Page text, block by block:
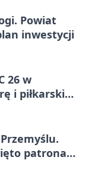
Powiat
inwestycji
26 w
i piłkarski
patrona